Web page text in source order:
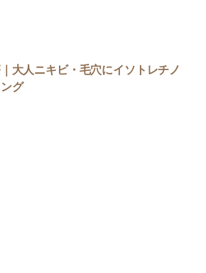
大人ニキビ・毛穴にイソトレチノ
グ